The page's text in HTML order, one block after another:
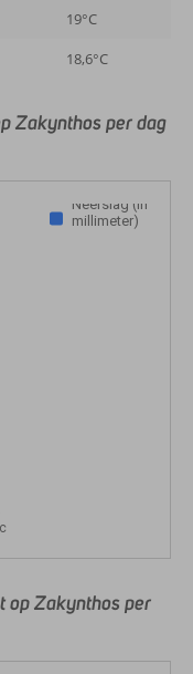
19°C
18,6°C
Zakynthos per dag
Neerslag (in
millimeter)
op Zakynthos per